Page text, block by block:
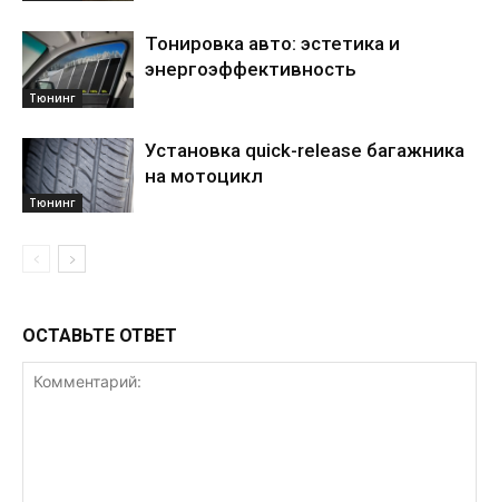
Тюнинг
Тонировка авто: эстетика и
энергоэффективность
Тюнинг
Установка quick-release багажника
на мотоцикл
ОСТАВЬТЕ ОТВЕТ